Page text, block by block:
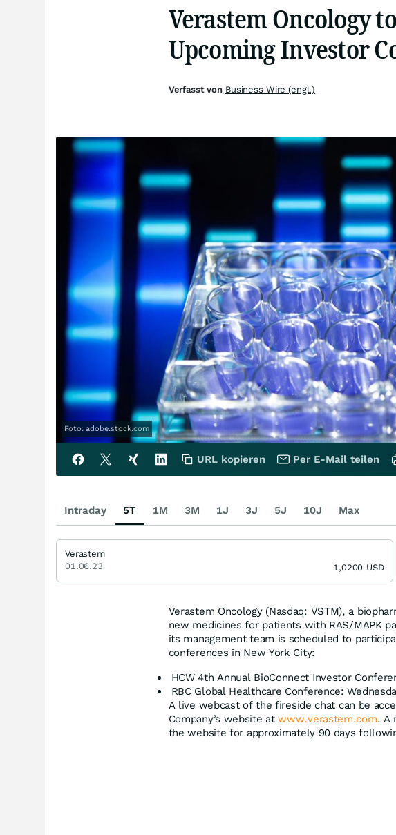
Verastem Oncology
Upcoming Investor
Foto: adobe.stock.com
Verastem Oncology (Nasdaq: VSTM), a
new medicines for patients with RAS/MAPK
its management team is scheduled to
conferences in New York City:
HCW 4th Annual BioConnect Investor
RBC Global Healthcare Conference:
A live webcast of the fireside chat can be
Company’s website atwww.verastem.com. A
the website for approximately 90 days
Verfasst von Business Wire (engl.)
URL kopieren Per E-Mail teilen
Intraday 5T 1M 3M 1J 3J 5J 10J Max
Verastem
01.06.23
1,0200 USD